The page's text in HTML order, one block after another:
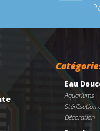
Eau
Aquariums
Stérilisation
Décoration